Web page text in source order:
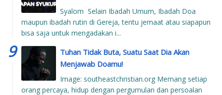
Syalom Selain Ibadah Umum, Ibadah Doa
maupun ibadah rutin di Gereja, tentu jemaat atau siapapun
bisa saja untuk mengadakan i...
Tuhan Tidak Buta, Suatu Saat Dia Akan
Menjawab Doamu!
Image: southeastchristian.org Memang setiap
orang percaya, hidup dengan pergumulan dan persoalan